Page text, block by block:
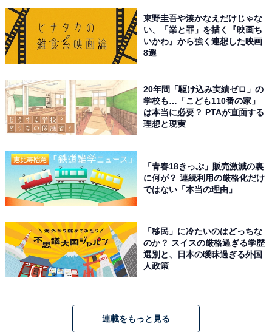
東野圭吾や湊かなえだけじゃな
い、「業と罪」を描く『映画ち
いかわ』から強く連想した映画
8選
20年間「駆け込み実績ゼロ」の
学校も…「こども110番の家」
は本当に必要？ PTAが直面する
理想と現実
「青春18きっぷ」販売激減の裏
に何が？ 連続利用の厳格化だけ
ではない「本当の理由」
「移民」に冷たいのはどっちな
のか？ スイスの厳格過ぎる学歴
選別と、日本の曖昧過ぎる外国
人政策
連載をもっと見る